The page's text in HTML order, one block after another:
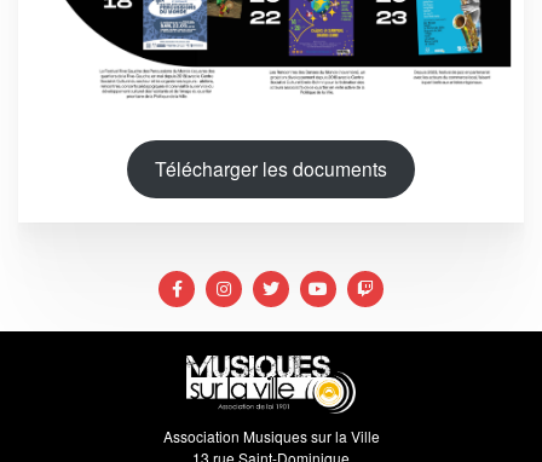
Télécharger les documents
Association Musiques sur la Ville